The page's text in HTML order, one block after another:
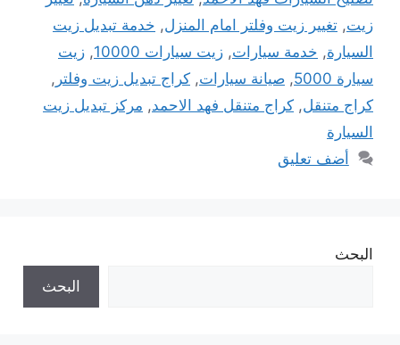
زيت, تغيير زيت وفلتر امام المنزل, خدمة تبديل زيت
السيارة, خدمة سيارات, زيت سيارات 10000 , زيت
سيارة 5000
, صيانة سيارات, كراج تبديل زيت وفلتر ,
كراج متنقل, كراج متنقل فهد الاحمد, مركز تبديل زيت
السيارة
أضف تعليق
البحث
البحث